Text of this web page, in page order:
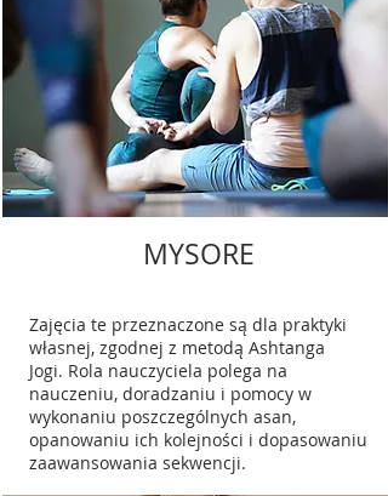
MYSORE
Zajęcia te przeznaczone są dla praktyki
własnej, zgodnej z metodą Ashtanga
Jogi. Rola nauczyciela polega na
nauczeniu, doradzaniu i pomocy w
wykonaniu poszczególnych asan,
opanowaniu ich kolejności i dopasowaniu
zaawansowania sekwencji.